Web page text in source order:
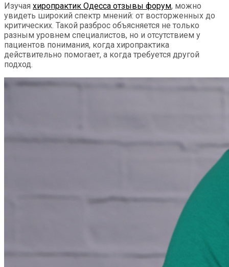
Изучая хиропрактик Одесса отзывы форум, можно
увидеть широкий спектр мнений: от восторженных до
критических. Такой разброс объясняется не только
разным уровнем специалистов, но и отсутствием у
пациентов понимания, когда хиропрактика
действительно помогает, а когда требуется другой
подход.